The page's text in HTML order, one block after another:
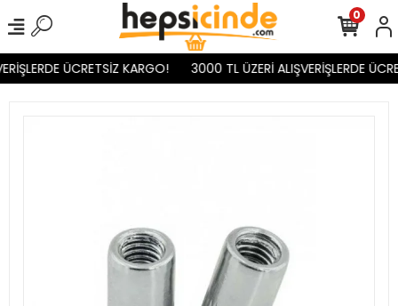
ÜCRETSİZ KARGO! 3000 TL ÜZERİ ALIŞVERİŞLERDE
0